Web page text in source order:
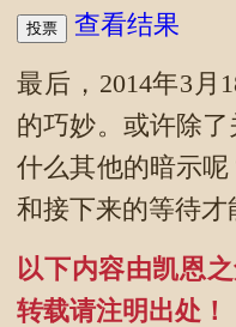
查看结果
最后，2014年3月
的巧妙。或许除
什么其他的暗示
和接下来的等待才
以下内容由凯恩
转载请注明出处！